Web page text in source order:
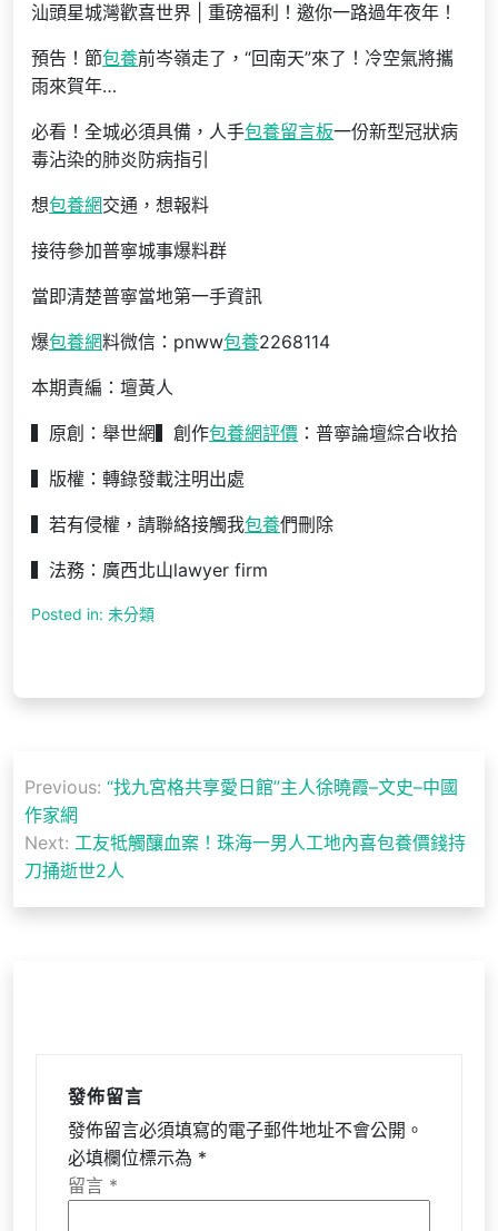
汕頭星城灣歡喜世界 | 重磅福利！邀你一路過年夜年！
預告！節包養前岑嶺走了，“回南天”來了！冷空氣將攜
雨來賀年…
必看！全城必須具備，人手包養留言板一份新型冠狀病
毒沾染的肺炎防病指引
想包養網交通，想報料
接待參加普寧城事爆料群
當即清楚普寧當地第一手資訊
爆包養網料微信：pnww包養2268114
本期責編：壇黃人
▍原創：舉世網▍創作包養網評價 ：普寧論壇綜合收拾
▍版權：轉錄發載注明出處
▍若有侵權，請聯絡接觸我包養們刪除
▍法務：廣西北山lawyer firm
Posted in: 未分類
章
導
覽
Previous: “找九宮格共享愛日館”主人徐曉霞–文史–中國
作家網
Next: 工友牴觸釀血案！珠海一男人工地內喜包養價錢持
刀捅逝世2人
發佈留言
發佈留言必須填寫的電子郵件地址不會公開。
必填欄位標示為 *
留言 *